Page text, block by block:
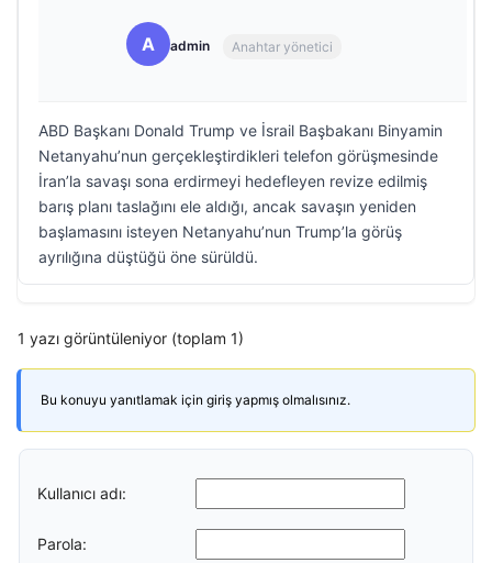
A admin Anahtar yönetici
ABD Başkanı Donald Trump ve İsrail Başbakanı Binyamin
Netanyahu’nun gerçekleştirdikleri telefon görüşmesinde
İran’la savaşı sona erdirmeyi hedefleyen revize edilmiş
barış planı taslağını ele aldığı, ancak savaşın yeniden
başlamasını isteyen Netanyahu’nun Trump’la görüş
ayrılığına düştüğü öne sürüldü.
1 yazı görüntüleniyor (toplam 1)
Bu konuyu yanıtlamak için giriş yapmış olmalısınız.
Kullanıcı adı:
Parola: